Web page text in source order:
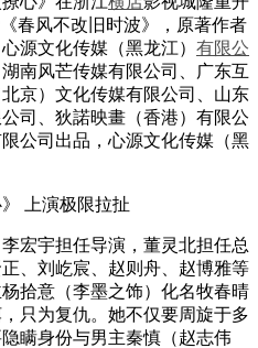
春风不改旧时波》，原著作者
源文化传媒（黑龙江） 有限公
南风芒传媒有限公司、广东互
京）文化传媒有限公司、山东
司、狄諾映畫（香港）有限公
公司出品，心源文化传媒（黑
上演极限拉扯
宇担任导演，董灵北担任总
、刘屹宸、赵则舟、赵博雅等
拾意（李墨之饰）化名牧春晴
只为复仇。她不仅要周旋于多
瞒身份与男主秦慎（赵志伟